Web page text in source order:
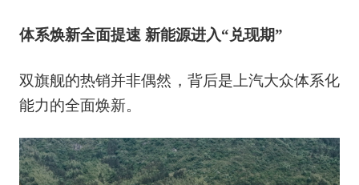
体系焕新全面提速 新能源进入“兑现期”
双旗舰的热销并非偶然，背后是上汽大众体系化
能力的全面焕新。